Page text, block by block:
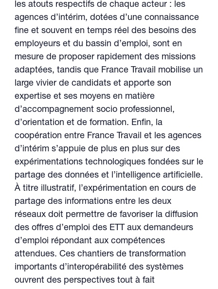
les atouts respectifs de chaque acteur : les
agences d’intérim, dotées d’une connaissance
fine et souvent en temps réel des besoins des
employeurs et du bassin d’emploi, sont en
mesure de proposer rapidement des missions
adaptées, tandis que France Travail mobilise un
large vivier de candidats et apporte son
expertise et ses moyens en matière
d’accompagnement socio professionnel,
d’orientation et de formation. Enfin, la
coopération entre France Travail et les agences
d’intérim s’appuie de plus en plus sur des
expérimentations technologiques fondées sur le
partage des données et l’intelligence artificielle.
À titre illustratif, l’expérimentation en cours de
partage des informations entre les deux
réseaux doit permettre de favoriser la diffusion
des offres d’emploi des ETT aux demandeurs
d’emploi répondant aux compétences
attendues. Ces chantiers de transformation
importants d’interopérabilité des systèmes
ouvrent des perspectives tout à fait